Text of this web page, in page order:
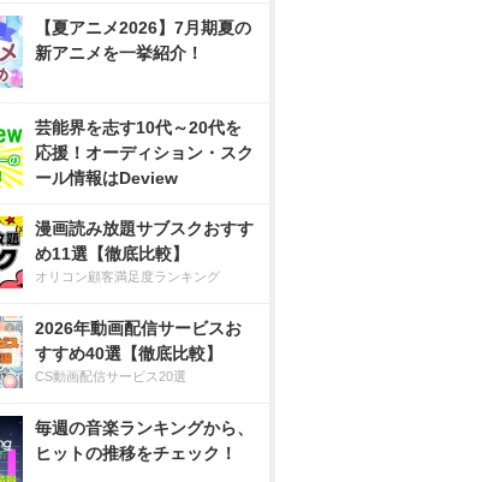
【夏アニメ2026】7月期夏の
新アニメを一挙紹介！
芸能界を志す10代～20代を
応援！オーディション・スク
ール情報はDeview
漫画読み放題サブスクおすす
め11選【徹底比較】
オリコン顧客満足度ランキング
2026年動画配信サービスお
すすめ40選【徹底比較】
CS動画配信サービス20選
毎週の音楽ランキングから、
ヒットの推移をチェック！